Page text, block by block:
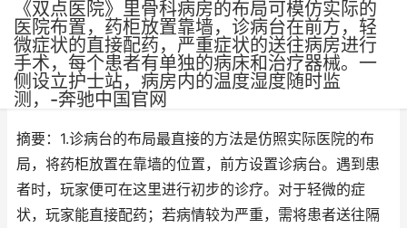
《双点医院》里骨科病房的布局可模仿实际的
医院布置，药柜放置靠墙，诊病台在前方，轻
微症状的直接配药，严重症状的送往病房进行
手术，每个患者有单独的病床和治疗器械。一
侧设立护士站，病房内的温度湿度随时监
测，-奔驰中国官网
作者：网三 • 更新时间：2025-06-06
摘要：1.诊病台的布局最直接的方法是仿照实际医院的布
局，将药柜放置在靠墙的位置，前方设置诊病台。遇到患
者时，玩家便可在这里进行初步的诊疗。对于轻微的症
状，玩家能直接配药；若病情较为严重，需将患者送往隔